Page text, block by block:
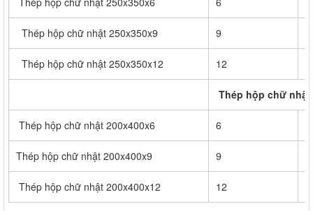
Thép hộp chữ nhật 250x350x9 9
Thép hộp chữ nhật 250x350x12 12
Thép hộp chữ nhật
Thép hộp chữ nhật 200x400x6 6
Thép hộp chữ nhật 200x400x9 9
Thép hộp chữ nhật 200x400x12 12